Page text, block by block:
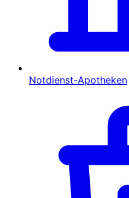
Notdienst-Apotheken